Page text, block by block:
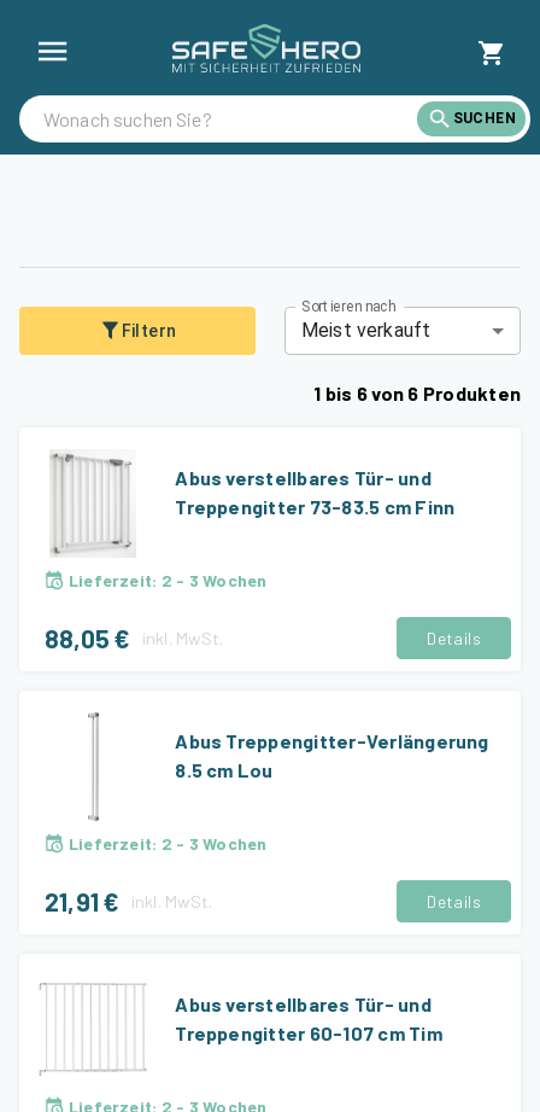
SUCHEN
Filtern
Sortieren nach
Meist verkauft
1 bis 6von 6 Produkten
Abus verstellbares Tür- und
Treppengitter 73-83.5 cm Finn
Lieferzeit: 2 - 3 Wochen
88,05 € inkl. MwSt. Details
Abus Treppengitter-Verlängerung
8.5 cm Lou
Lieferzeit: 2 - 3 Wochen
21,91 € inkl. MwSt. Details
Abus verstellbares Tür- und
Treppengitter 60-107 cm Tim
Lieferzeit: 2 - 3 Wochen